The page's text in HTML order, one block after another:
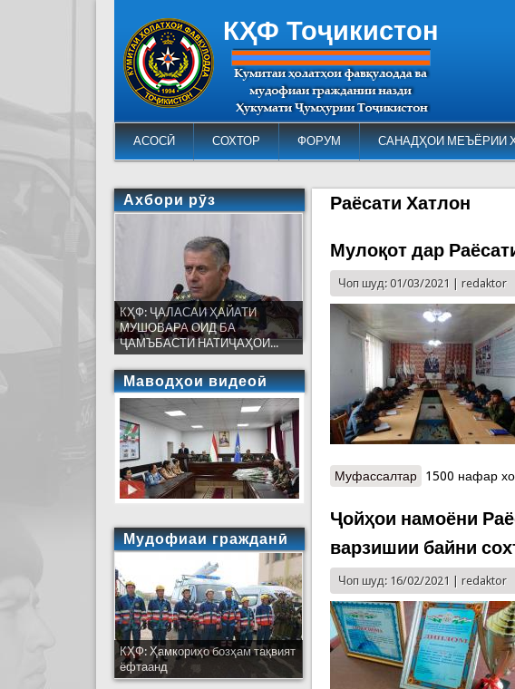
КҲФ Тоҷикистон
АСОСӢ СОХТОР ФОРУМ САНАДҲОИ МЕЪЁРИИ
Раёсати Хатлон
Мулоқот дар
Чоп шуд: 01/03/2021 |redaktor
Муфассалтар о Мулоқот дар
1500 нафар
Ҷойҳои намоёни
варзишии байни
Чоп шуд: 16/02/2021 |redaktor
Ахбори рӯз
КҲФ: ҶАЛАСАИ ҲАЙАТИ
МУШОВАРА ОИД БА
ҶАМЪБАСТИ НАТИҶАҲОИ...
Маводҳои видеоӣ
Мудофиаи гражданӣ
КҲФ: Ҳамкориҳо бозҳам тақвият
ёфтаанд